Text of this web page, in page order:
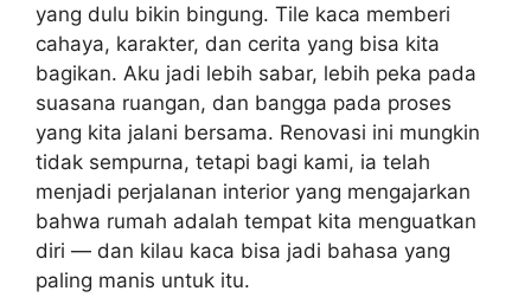
yang dulu bikin bingung. Tile kaca memberi
cahaya, karakter, dan cerita yang bisa kita
bagikan. Aku jadi lebih sabar, lebih peka pada
suasana ruangan, dan bangga pada proses
yang kita jalani bersama. Renovasi ini mungkin
tidak sempurna, tetapi bagi kami, ia telah
menjadi perjalanan interior yang mengajarkan
bahwa rumah adalah tempat kita menguatkan
diri — dan kilau kaca bisa jadi bahasa yang
paling manis untuk itu.